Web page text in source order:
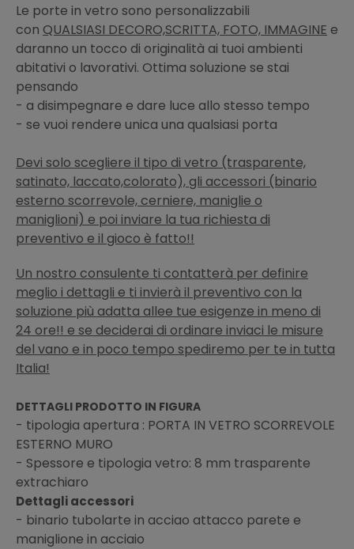
Le porte in vetro sono personalizzabili
con QUALSIASI DECORO,SCRITTA, FOTO, IMMAGINE e
daranno un tocco di originalità ai tuoi ambienti
abitativi o lavorativi. Ottima soluzione se stai
pensando
- a disimpegnare e dare luce allo stesso tempo
- se vuoi rendere unica una qualsiasi porta
Devi solo scegliere il tipo di vetro (trasparente,
satinato, laccato,colorato), gli accessori (binario
esterno scorrevole, cerniere, maniglie o
maniglioni) e poi inviare la tua richiesta di
preventivo e il gioco è fatto!!
Un nostro consulente ti contatterà per definire
meglio i dettagli e ti invierà il preventivo con la
soluzione più adatta allee tue esigenze in meno di
24 ore!! e se deciderai di ordinare inviaci le misure
del vano e in poco tempo spediremo per te in tutta
Italia!
DETTAGLI PRODOTTO IN FIGURA
- tipologia apertura : PORTA IN VETRO SCORREVOLE
ESTERNO MURO
- Spessore e tipologia vetro: 8 mm trasparente
extrachiaro
Dettagli accessori
- binario tubolarte in acciao attacco parete e
maniglione in acciaio